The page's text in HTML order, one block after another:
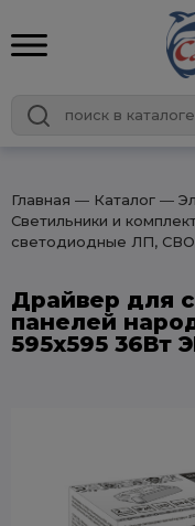
Главная ― Каталог ―
Светильники и
светодиодные ЛП,
Драйвер для
панелей
595х595 36Вт